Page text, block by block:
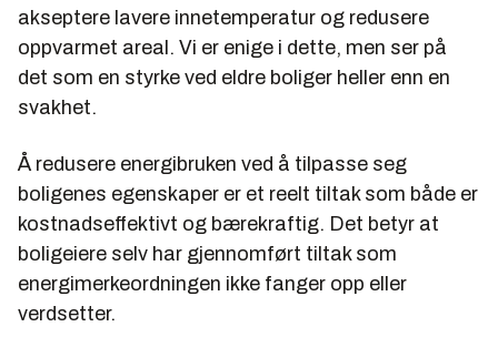
akseptere lavere innetemperatur og redusere
oppvarmet areal. Vi er enige i dette, men ser på
det som en styrke ved eldre boliger heller enn en
svakhet.
Å redusere energibruken ved å tilpasse seg
boligenes egenskaper er et reelt tiltak som både er
kostnadseffektivt og bærekraftig. Det betyr at
boligeiere selv har gjennomført tiltak som
energimerkeordningen ikke fanger opp eller
verdsetter.